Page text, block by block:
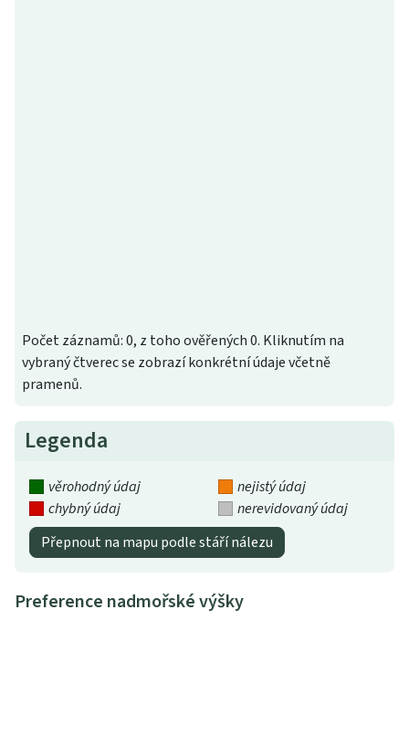
Počet záznamů: 0, z toho ověřených 0. Kliknutím na
vybraný čtverec se zobrazí konkrétní údaje včetně
pramenů.
Legenda
věrohodný údaj
nejistý údaj
chybný údaj
nerevidovaný údaj
Přepnout na mapu podle stáří nálezu
Preference nadmořské výšky